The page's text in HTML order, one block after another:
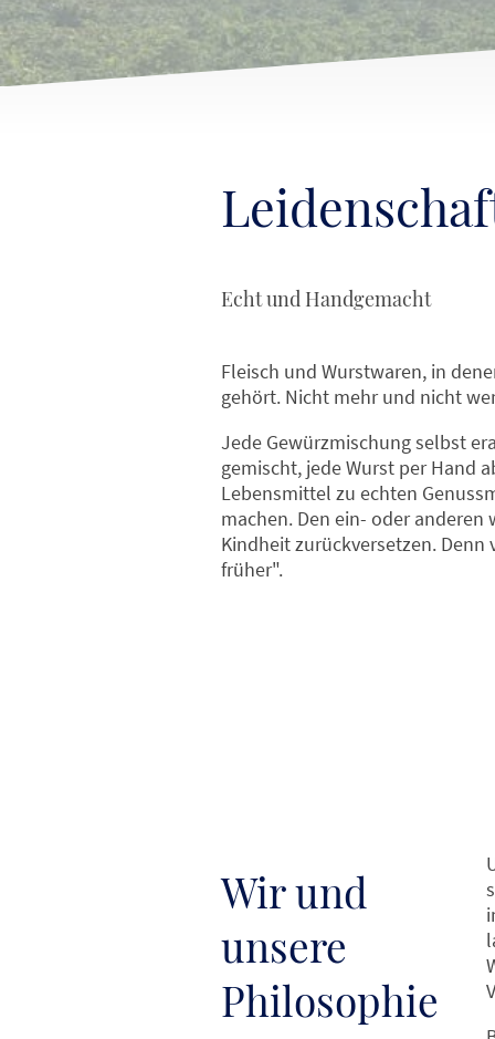
Echt und Handgemacht
Fleisch und Wurstwaren, in
gehört. Nicht mehr und nicht
Jede Gewürzmischung selbst
gemischt, jede Wurst per Hand
Lebensmittel zu echten
machen. Den ein- oder anderen
Kindheit zurückversetzen.
früher".
Wir und
unsere
Philosophie